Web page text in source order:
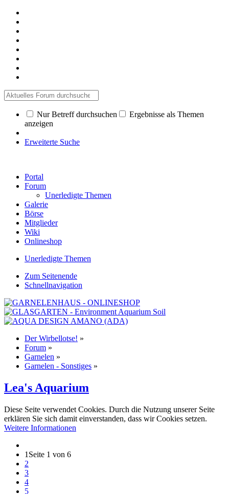
Nur Betreff durchsuchen
Ergebnisse als Themen
anzeigen
Erweiterte Suche
Portal
Forum
Unerledigte Themen
Galerie
Börse
Mitglieder
Wiki
Onlineshop
Unerledigte Themen
Zum Seitenende
Schnellnavigation
Der Wirbellotse! »
Forum »
Garnelen »
Garnelen - Sonstiges »
Lea's Aquarium
Diese Seite verwendet Cookies. Durch die Nutzung unserer Seite
erklären Sie sich damit einverstanden, dass wir Cookies setzen.
Weitere Informationen
1 Seite 1 von 6
2
3
4
5